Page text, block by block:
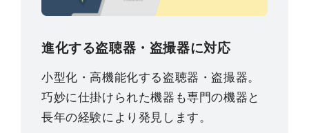
進化する盗聴器・盗撮器に対応
小型化・高機能化する盗聴器・盗撮器。
巧妙に仕掛けられた機器も専門の機器と
長年の経験により発見します。